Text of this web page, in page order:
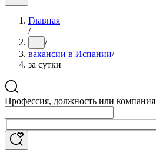
Главная
/
... /
вакансии в Испании/
за сутки
Профессия, должность или компания